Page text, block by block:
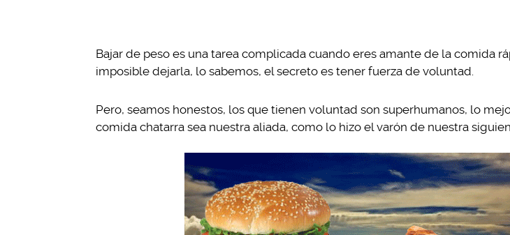
Bajar de peso es una tarea complicada cuando eres amante de la comida
imposible dejarla, lo sabemos, el secreto es tener fuerza de voluntad.
Pero, seamos honestos, los que tienen voluntad son superhumanos, lo
comida chatarra sea nuestra aliada, como lo hizo el varón de nuestra